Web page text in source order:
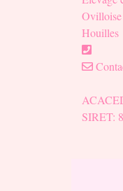
Houilles
SIRET: